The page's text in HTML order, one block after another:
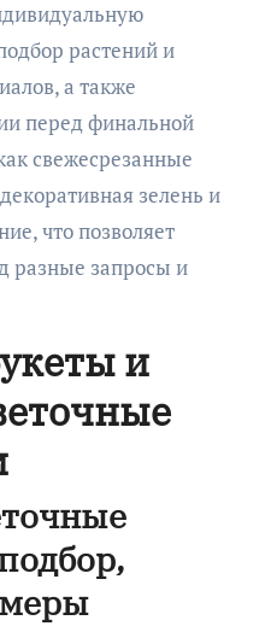
растений и
а также
перед финальной
свежесрезанные
зелень и
что позволяет
разные запросы и
и